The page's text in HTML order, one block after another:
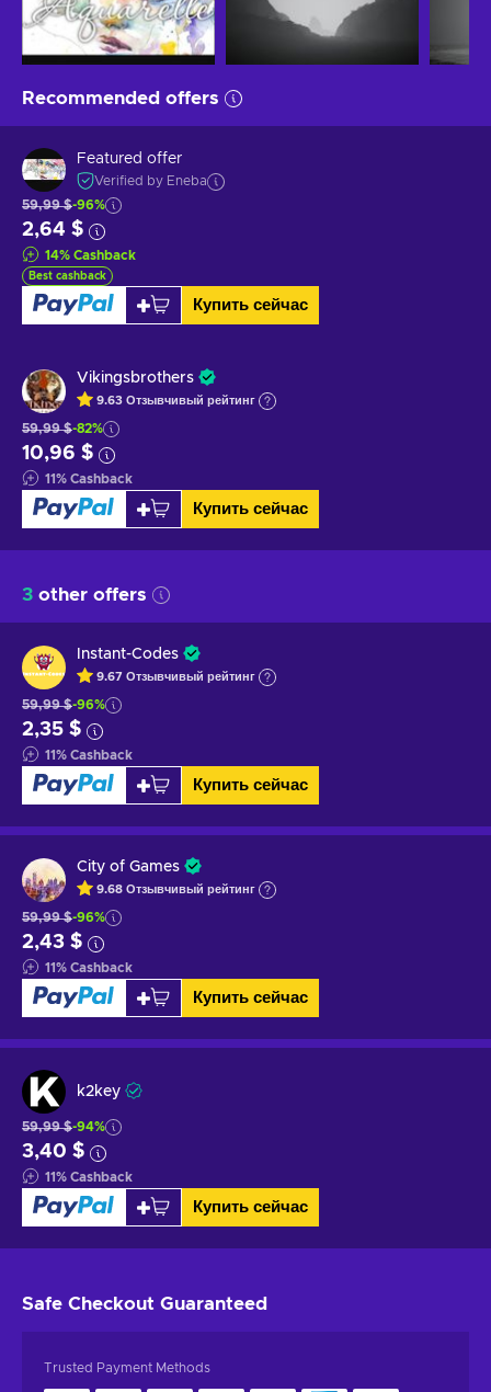
Recommended offers
Featured offer
Verified by Eneba
59,99 $-96%
2,64 $
14% Cashback
Best cashback
Купить сейчас
Vikingsbrothers
9.63 Отзывчивый рейтинг
59,99 $-82%
10,96 $
11% Cashback
Купить сейчас
3 other offers
Instant-Codes
9.67 Отзывчивый рейтинг
59,99 $-96%
2,35 $
11% Cashback
Купить сейчас
City of Games
9.68 Отзывчивый рейтинг
59,99 $-96%
2,43 $
11% Cashback
Купить сейчас
k2key
59,99 $-94%
3,40 $
11% Cashback
Купить сейчас
Safe Checkout Guaranteed
Trusted Payment Methods